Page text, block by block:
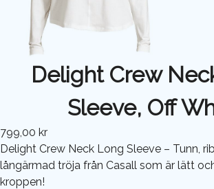
Delight Crew
Sleeve, Off
799,00 kr
Delight Crew Neck Long Sleeve – Tunn,
långärmad tröja från Casall som är lätt
kroppen!